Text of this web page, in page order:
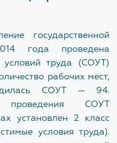
законом от 02.05.2006
обращений
по телефону:
начальника
по
государственной
года проведена
условий труда (СОУТ)
рабочих мест,
СОУТ — 94.
проведения СОУТ
установлен 2 класс
условия труда).